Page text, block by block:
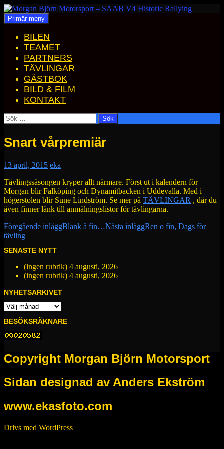
Hoppa
till
innehåll
Morgan Björn Motorsport – SAAB V4 Historic Rallying
Sök
Primär meny
BILEN
TEAMET
PARTNERS
TÄVLINGAR
GÄSTBOK
BILD & FILM
KONTAKT
Sök
efter:
Snart vårpremiär
13 april, 2015 eka
Tävlingssäsongen kryper allt närmare. Först ut i kalendern för
Morgan blir Falköping och Dynamitbacken i Uddevalla. Med i
högerstolen blir Sune Lindström. Se mer på TÄVLINGAR , där du
även finner länk till anmälningslistor för tävlingarna.
Inläggsnavigering
Föregående inläggBlank å fin…Nästa inläggRen o fin, Dags för
tävling
SENASTE NYTT
(ingen rubrik) 4 augusti, 2026
(ingen rubrik) 4 augusti, 2026
NYHETSARKIVET
NYHETSARKIVET
BESÖKSRÄKNARE
Copyright Morgan Björn Motorsport
Sidan designad av Anders Ekström
www.ekasfoto.com
Drivs med WordPress